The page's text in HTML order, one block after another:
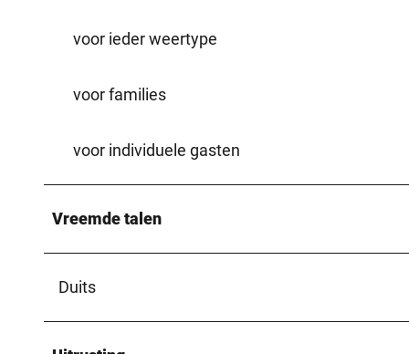
voor ieder weertype
voor families
voor individuele gasten
Vreemde talen
Duits